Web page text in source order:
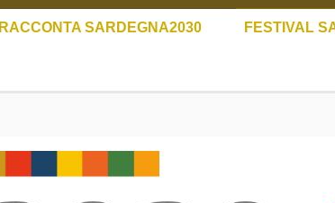
RACCONTA SARDEGNA2030 FESTIVAL